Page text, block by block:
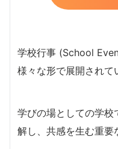
学校行事 (School
様々な形で展開されて
学びの場としての学校
解し、共感を生む重要